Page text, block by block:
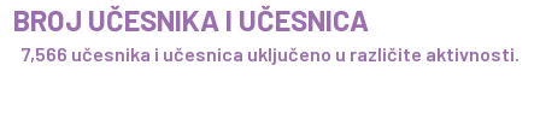
BROJ UČESNIKA I UČESNICA
7,566 učesnika i učesnica uključeno u različite aktivnosti.